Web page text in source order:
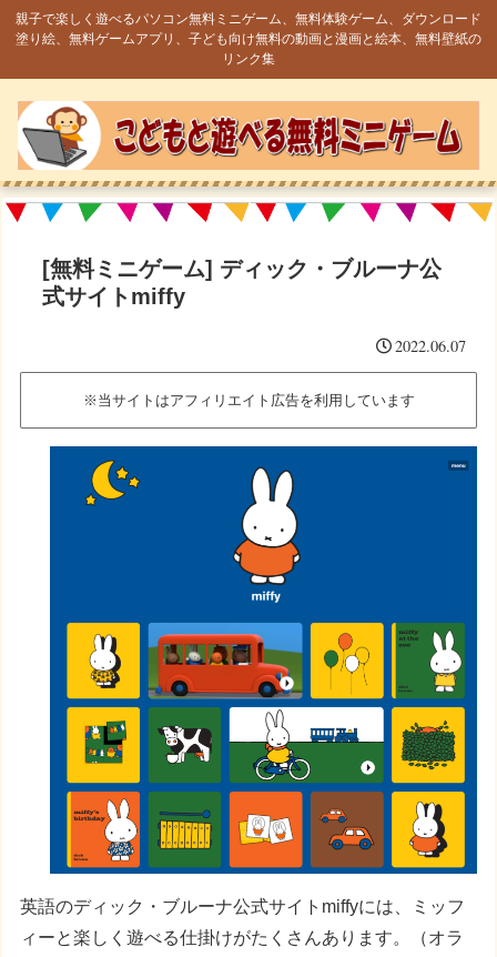
親子で楽しく遊べるパソコン無料ミニゲーム、無料体験ゲーム、ダウンロード
塗り絵、無料ゲームアプリ、子ども向け無料の動画と漫画と絵本、無料壁紙の
リンク集
[無料ミニゲーム] ディック・ブルーナ公
式サイトmiffy
2022.06.07
※当サイトはアフィリエイト広告を利用しています
英語のディック・ブルーナ公式サイトmiffyには、ミッフ
ィーと楽しく遊べる仕掛けがたくさんあります。（オラ